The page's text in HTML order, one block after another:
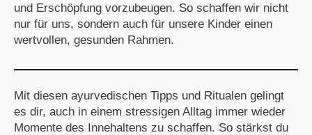
und Erschöpfung vorzubeugen. So schaffen wir nicht
nur für uns, sondern auch für unsere Kinder einen
wertvollen, gesunden Rahmen.
Mit diesen ayurvedischen Tipps und Ritualen gelingt
es dir, auch in einem stressigen Alltag immer wieder
Momente des Innehaltens zu schaffen. So stärkst du